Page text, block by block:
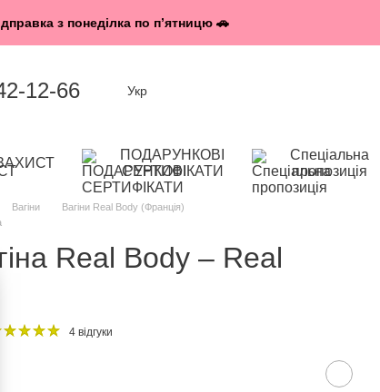
з понеділка по п’ятницю 🚗
12-66 Укр
ПОДАРУНКОВІ
СЕРТИФІКАТИ
Спеціальна
пропозиція
Вагіни
Вагіни Real Body (Франція)
Real Body – Real
4 відгуки